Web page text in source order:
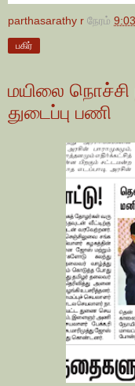
parthasarathy r நேரம்
பகிர்
மயிலை நொச்சி
துடைப்பு பணி